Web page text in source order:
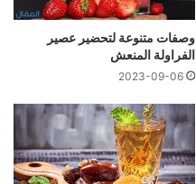
وصفات متنوعة لتحضير عصير
الفراولة المنعش
2023-09-06